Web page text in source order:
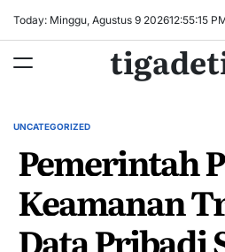
Today: Minggu, Agustus 9 202612:55:16
POSTED
UNCATEGORIZED
Pemerintah
Keamanan
Data Pribadi